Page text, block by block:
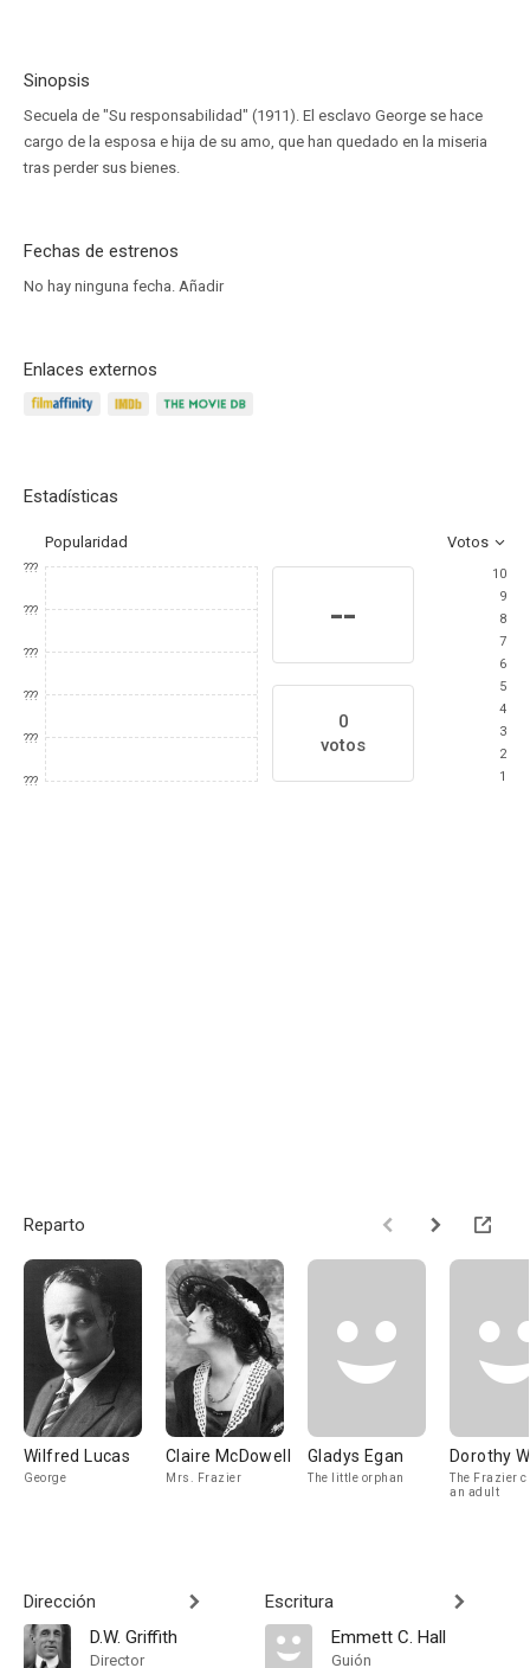
Sinopsis
Secuela de "Su responsabilidad" (1911). El esclavo George se hace
cargo de la esposa e hija de su amo, que han quedado en la miseria
tras perder sus bienes.
Fechas de estrenos
No hay ninguna fecha. Añadir
Enlaces externos
Estadísticas
Popularidad Votos
???
???
???
???
???
???
--
0
votos
10
9
8
7
6
5
4
3
2
1
Reparto
Wilfred Lucas
George
Claire McDowell
Mrs. Frazier
Gladys Egan
The little orphan
Dorothy
The Frazier
an adult
Dirección
D.W. Griffith
Director
Escritura
Emmett C. Hall
Guión